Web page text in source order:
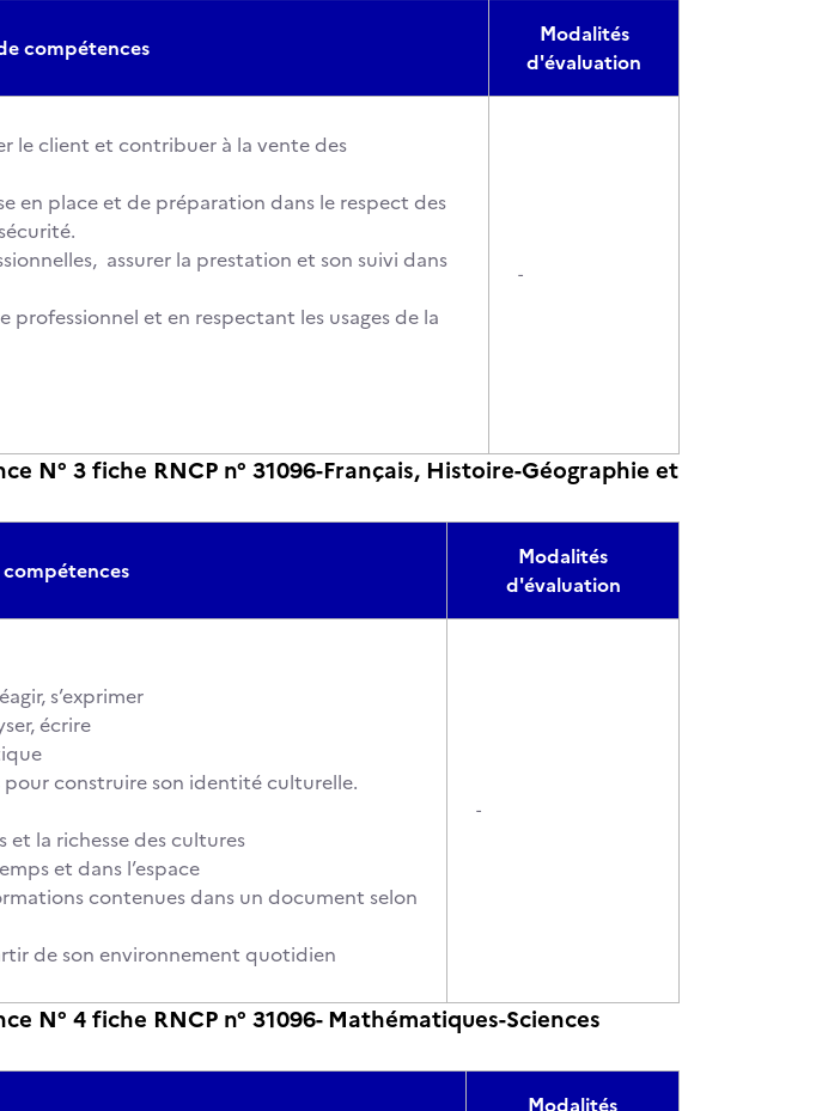
compétences
Modalités
d'évaluation
le client et contribuer à la vente des
en place et de préparation dans le respect des
assurer la prestation et son suivi dans
et en respectant les usages de la
-
N° 3 fiche RNCP n° 31096-Français, Histoire-Géographie et
Modalités
d'évaluation
s’exprimer
écrire
construire son identité culturelle.
la richesse des cultures
et dans l’espace
contenues dans un document selon
de son environnement quotidien
-
N° 4 fiche RNCP n° 31096- Mathématiques-Sciences
Modalités